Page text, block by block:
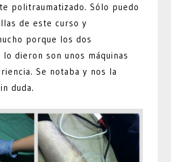
politraumatizado. Sólo puedo
de este curso y
porque los dos
dieron son unos máquinas
Se notaba y nos la
duda.